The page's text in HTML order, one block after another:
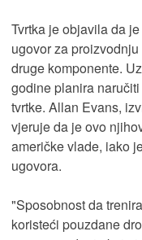
Tvrtka je objavila da
ugovor za
druge komponente.
godine planira
tvrtke. Allan Evans,
vjeruje da je ovo
američke vlade, iako
ugovora.
"Sposobnost da
koristeći pouzdane